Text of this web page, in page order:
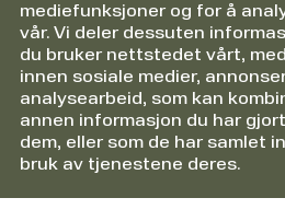
mediefunksjoner og for å
vår. Vi deler dessuten
du bruker nettstedet vårt,
innen sosiale medier,
analysearbeid, som kan
annen informasjon du har
dem, eller som de har samlet
bruk av tjenestene deres.